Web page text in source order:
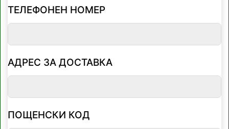
ТЕЛЕФОНЕН НОМЕР
АДРЕС ЗА ДОСТАВКА
ПОЩЕНСКИ КОД